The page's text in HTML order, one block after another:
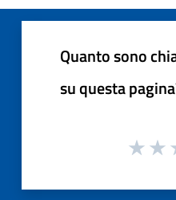
Quanto sono
su questa